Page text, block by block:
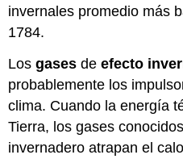
invernales promedio más
1784.
Losgases deefecto
probablemente los
clima. Cuando la energía
Tierra, los gases
invernadero atrapan el